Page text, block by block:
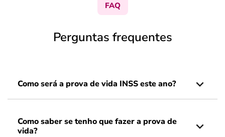
FAQ
Perguntas frequentes
Como será a prova de vida INSS este ano?
Como saber se tenho que fazer a prova de
vida?